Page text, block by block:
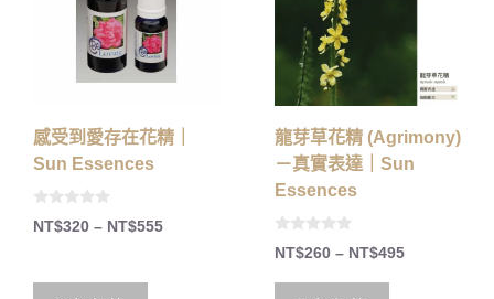
感受到愛存在花精｜
Sun Essences
0
oNT$320 – NT$555
龍芽草花精 (Agrimony)
－真實表達｜Sun
Essences
0
oNT$260 – NT$495